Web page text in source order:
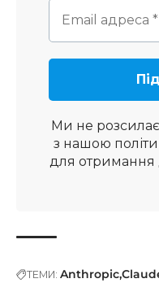
Ми не
з нашою
для отримання
ТЕМИ: Anthropic